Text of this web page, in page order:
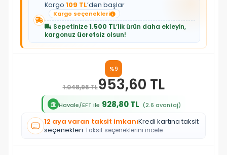
Kargo 109 TL’den başlar
Kargo seçenekleri
Sepetinize1.500 TL’lik ürün daha ekleyin,
kargonuz ücretsiz olsun!
%9
1.048,96 TL953,60 TL
Havale/EFT ile 928,80 TL (2.6 avantaj)
12 aya varan taksit imkanıKredi kartına taksit
seçenekleri Taksit seçeneklerini incele